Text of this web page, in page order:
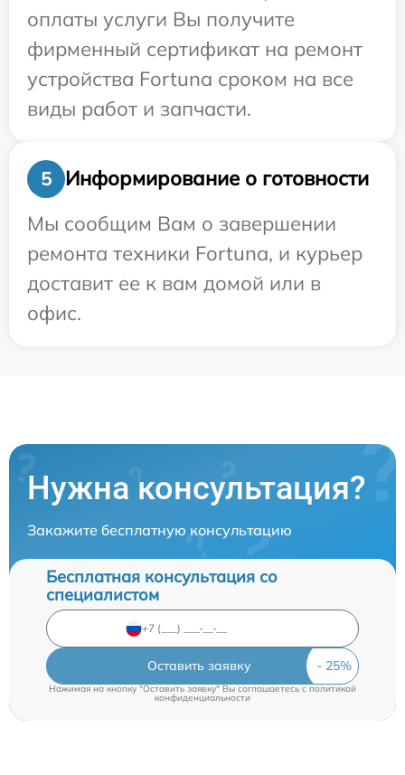
оплаты услуги Вы получите
фирменный сертификат на ремонт
устройства Fortuna сроком на все
виды работ и запчасти.
5
Информирование о готовности
Мы сообщим Вам о завершении
ремонта техники Fortuna, и курьер
доставит ее к вам домой или в
офис.
Нужна консультация?
Закажите бесплатную консультацию
Бесплатная консультация со
специалистом
Оставить заявку
Нажимая на кнопку "Оставить заявку" Вы соглашаетесь cполитикой
конфиденциальности